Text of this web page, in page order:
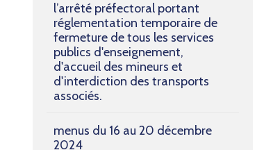
l’arrêté préfectoral portant
réglementation temporaire de
fermeture de tous les services
publics d'enseignement,
d'accueil des mineurs et
d'interdiction des transports
associés.
menus du 16 au 20 décembre
2024